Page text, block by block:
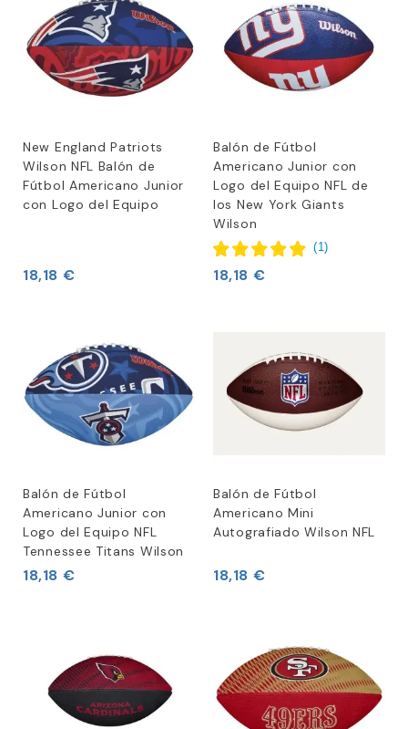
New England Patriots
Wilson NFL Balón de
Fútbol Americano Junior
con Logo del Equipo
18,18 €
Balón de Fútbol
Americano Junior con
Logo del Equipo NFL de
los New York Giants
Wilson
(1)
18,18 €
Balón de Fútbol
Americano Junior con
Logo del Equipo NFL
Tennessee Titans Wilson
18,18 €
Balón de Fútbol
Americano Mini
Autografiado Wilson NFL
18,18 €